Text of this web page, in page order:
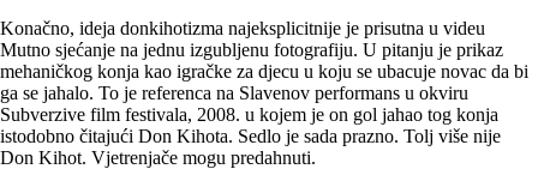
Konačno, ideja donkihotizma najeksplicitnije je prisutna u videu
Mutno sjećanje na jednu izgubljenu fotografiju. U pitanju je prikaz
mehaničkog konja kao igračke za djecu u koju se ubacuje novac da bi
ga se jahalo. To je referenca na Slavenov performans u okviru
Subverzive film festivala, 2008. u kojem je on gol jahao tog konja
istodobno čitajući Don Kihota. Sedlo je sada prazno. Tolj više nije
Don Kihot. Vjetrenjače mogu predahnuti.